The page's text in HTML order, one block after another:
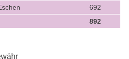
692
892